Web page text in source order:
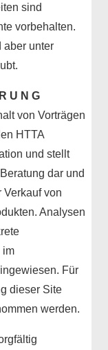
sind
vorbehalten.
aber unter
U N G
von Vorträgen
HTTA
und stellt
dar und
Verkauf von
Analysen
im
Für
dieser Site
werden.